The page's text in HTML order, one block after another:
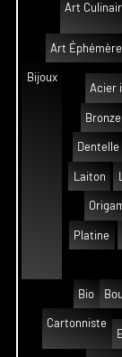
Art
Art Éphémère
Bijoux
Acier
Bronze
Dentelle
Laiton
Platine
Bio
Cartonniste